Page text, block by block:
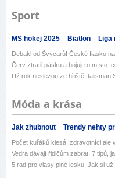
Sport
MS hokej 2025 Biatlon Liga
Debakl od Švýcarů! České fiasko
Červ ztratil pásku a bojuje o místo:
Už rok neslezou ze hřiště: talisman
Móda a krása
Jak zhubnout Trendy nehty
Počet kuřáků klesá, zdravotníci ale
Vedra dávají řidičům zabrat: 7 tipů,
5 rad pro vlasy plné lesku: Jak si